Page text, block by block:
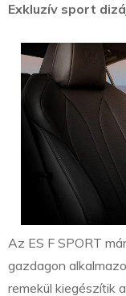
Exkluzív sport
Az ES F SPORT
gazdagon
remekül kiegészítik